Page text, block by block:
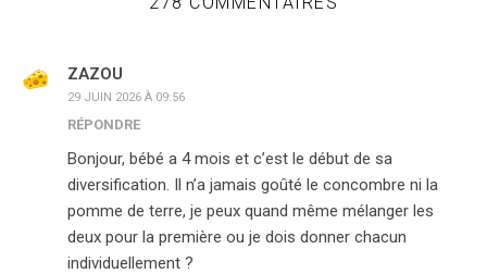
ZAZOU
29 JUIN 2026 À 09:56
RÉPONDRE
Bonjour, bébé a 4 mois et c’est le début de sa
diversification. Il n’a jamais goûté le concombre ni la
pomme de terre, je peux quand même mélanger les
deux pour la première ou je dois donner chacun
individuellement ?